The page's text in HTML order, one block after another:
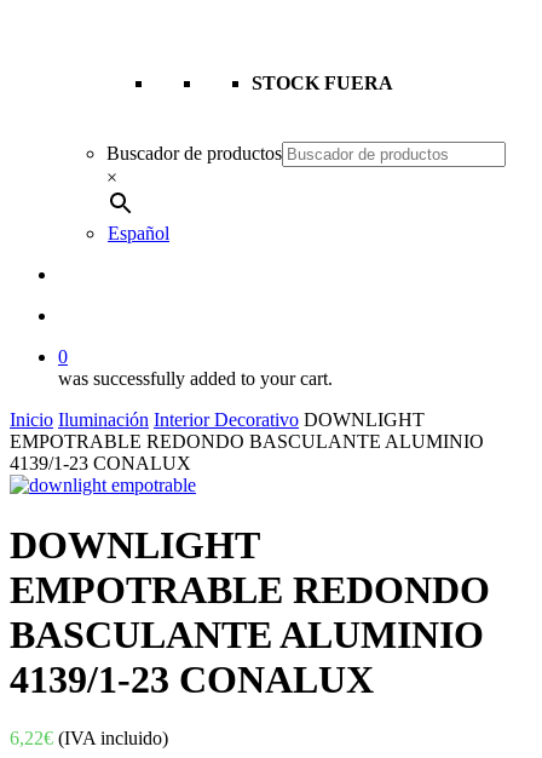
STOCK FUERA
Buscador de productos
×
Español
0
was successfully added to your cart.
Inicio Iluminación Interior Decorativo DOWNLIGHT
EMPOTRABLE REDONDO BASCULANTE ALUMINIO
4139/1-23 CONALUX
DOWNLIGHT
EMPOTRABLE REDONDO
BASCULANTE ALUMINIO
4139/1-23 CONALUX
6,22€ (IVA incluido)